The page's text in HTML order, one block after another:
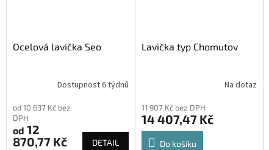
Ocelová lavička Seo
Dostupnost 6 týdnů
od 10 637 Kč bez
DPH
od 12
870,77 Kč
DETAIL
Lavička typ Chomutov
Na dotaz
11 907 Kč bez DPH
14 407,47 Kč
Do košíku